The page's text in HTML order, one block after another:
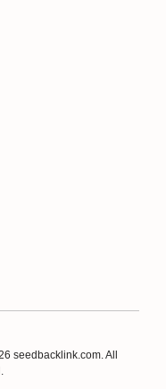
seedbacklink.com. All